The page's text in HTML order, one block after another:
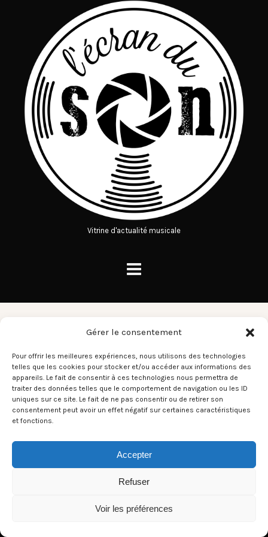
Gérer le consentement
Pour offrir les meilleures expériences, nous utilisons des technologies
telles que les cookies pour stocker et/ou accéder aux informations des
appareils. Le fait de consentir à ces technologies nous permettra de
traiter des données telles que le comportement de navigation ou les ID
uniques sur ce site. Le fait de ne pas consentir ou de retirer son
consentement peut avoir un effet négatif sur certaines caractéristiques
et fonctions.
Accepter
Refuser
Voir les préférences
Vitrine d'actualité musicale
David Bowie
There aren't any posts currently published under this tag.